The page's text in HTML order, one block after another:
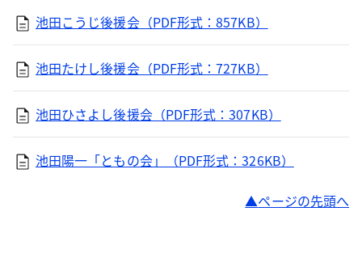
池田こうじ後援会（PDF形式：857KB）
池田たけし後援会（PDF形式：727KB）
池田ひさよし後援会（PDF形式：307KB）
池田陽一「ともの会」（PDF形式：326KB）
ページの先頭へ